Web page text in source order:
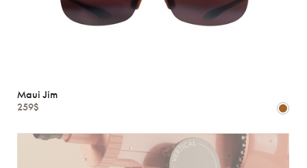
Maui Jim
259$